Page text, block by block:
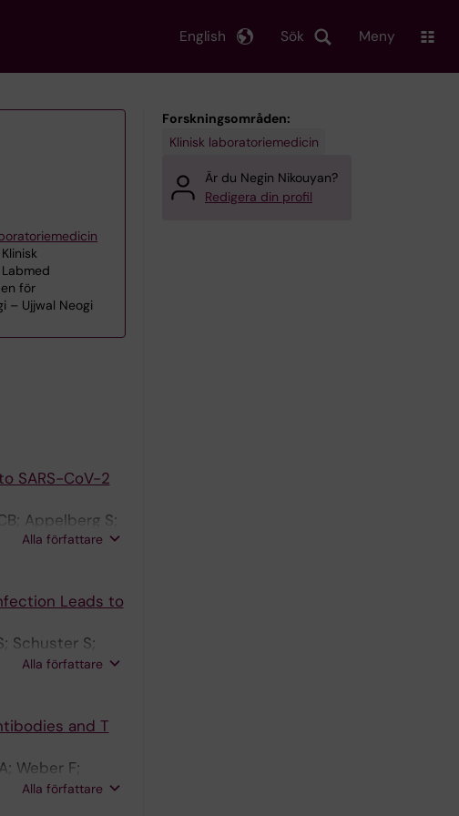
Sök
English Meny
för
– Ujjwal Neogi
SARS-CoV-2
Appelberg S;
Alla författare
Leads to
Schuster S;
T; Troseid
AC; Syed YA;
Alla författare
and T
Weber F;
L; Szakos A;
Alla författare
Forskningsområden:
Klinisk laboratoriemedicin
Är du Negin Nikouyan?
Redigera din profil